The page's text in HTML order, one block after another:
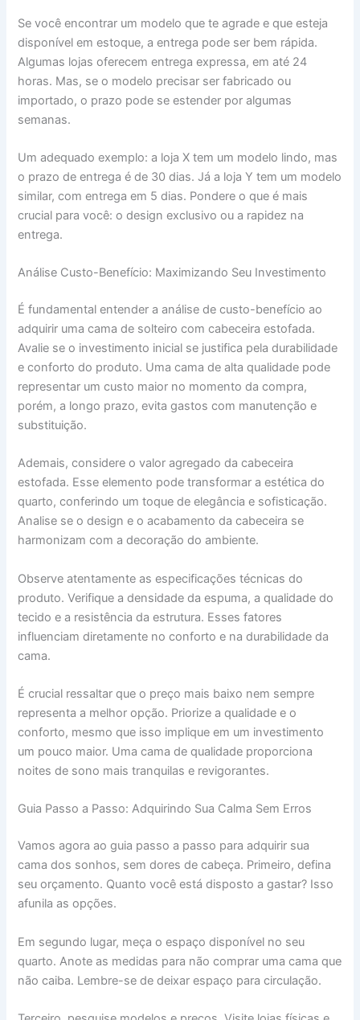
Se você encontrar um modelo que te agrade e que esteja
disponível em estoque, a entrega pode ser bem rápida.
Algumas lojas oferecem entrega expressa, em até 24
horas. Mas, se o modelo precisar ser fabricado ou
importado, o prazo pode se estender por algumas
semanas.
Um adequado exemplo: a loja X tem um modelo lindo, mas
o prazo de entrega é de 30 dias. Já a loja Y tem um modelo
similar, com entrega em 5 dias. Pondere o que é mais
crucial para você: o design exclusivo ou a rapidez na
entrega.
Análise Custo-Benefício: Maximizando Seu Investimento
É fundamental entender a análise de custo-benefício ao
adquirir uma cama de solteiro com cabeceira estofada.
Avalie se o investimento inicial se justifica pela durabilidade
e conforto do produto. Uma cama de alta qualidade pode
representar um custo maior no momento da compra,
porém, a longo prazo, evita gastos com manutenção e
substituição.
Ademais, considere o valor agregado da cabeceira
estofada. Esse elemento pode transformar a estética do
quarto, conferindo um toque de elegância e sofisticação.
Analise se o design e o acabamento da cabeceira se
harmonizam com a decoração do ambiente.
Observe atentamente as especificações técnicas do
produto. Verifique a densidade da espuma, a qualidade do
tecido e a resistência da estrutura. Esses fatores
influenciam diretamente no conforto e na durabilidade da
cama.
É crucial ressaltar que o preço mais baixo nem sempre
representa a melhor opção. Priorize a qualidade e o
conforto, mesmo que isso implique em um investimento
um pouco maior. Uma cama de qualidade proporciona
noites de sono mais tranquilas e revigorantes.
Guia Passo a Passo: Adquirindo Sua Calma Sem Erros
Vamos agora ao guia passo a passo para adquirir sua
cama dos sonhos, sem dores de cabeça. Primeiro, defina
seu orçamento. Quanto você está disposto a gastar? Isso
afunila as opções.
Em segundo lugar, meça o espaço disponível no seu
quarto. Anote as medidas para não comprar uma cama que
não caiba. Lembre-se de deixar espaço para circulação.